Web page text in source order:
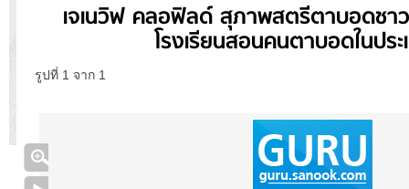
เจเนวิฟ คลอฟิลด์ สุภาพสตรีตาบอดชา
โรงเรียนสอนคนตาบอดในประ
รูปที่ 1 จาก 1